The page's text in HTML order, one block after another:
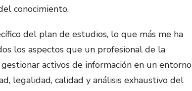
conocimiento.
del plan de estudios, lo que más me ha
los aspectos que un profesional de la
activos de información en un entorno
legalidad, calidad y análisis exhaustivo del